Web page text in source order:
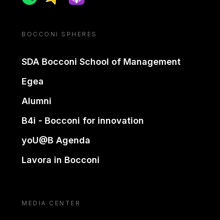
BOCCONI SPHERES
SDA Bocconi School of Management
Egea
Alumni
B4i - Bocconi for innovation
yoU@B Agenda
Lavora in Bocconi
MEDIA CENTER